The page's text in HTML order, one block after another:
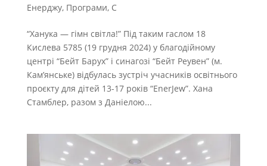
Енерджу, Програми, С
“Ханука — гімн світла!” Під таким гаслом 18
Кислева 5785 (19 грудня 2024) у благодійному
центрі “Бейт Барух” і синагозі “Бейт Реувен” (м.
Кам’янське) відбулась зустріч учасників освітнього
проєкту для дітей 13-17 років “EnerJew”. Хана
Стамблер, разом з Даніелою...